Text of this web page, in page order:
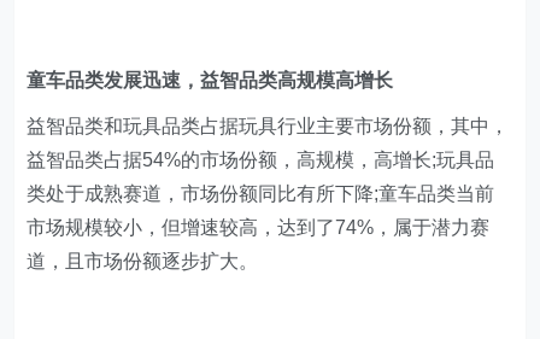
童车品类发展迅速，益智品类高规模高增长
益智品类和玩具品类占据玩具行业主要市场份额，其中，
益智品类占据54%的市场份额，高规模，高增长;玩具品
类处于成熟赛道，市场份额同比有所下降;童车品类当前
市场规模较小，但增速较高，达到了74%，属于潜力赛
道，且市场份额逐步扩大。